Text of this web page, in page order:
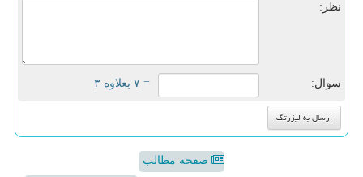
نظر:
سوال: = ۷ بعلاوه ۳
صفحه مطالب